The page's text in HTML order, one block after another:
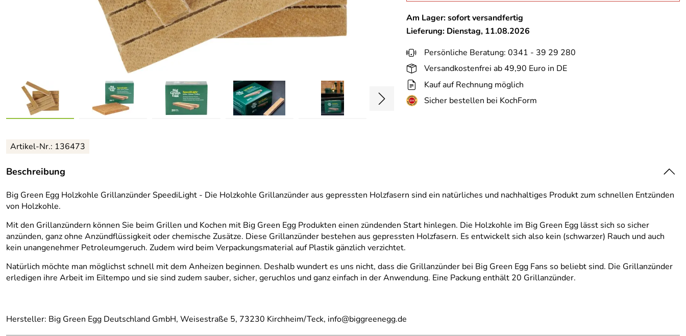
Am Lager: sofort versandfertig
Lieferung: Dienstag, 11.08.2026
Persönliche Beratung: 0341 - 39 29 280
Versandkostenfrei ab 49,90 Euro in DE
Kauf auf Rechnung möglich
Sicher bestellen bei KochForm
Artikel-Nr.: 136473
Beschreibung
Big Green Egg Holzkohle Grillanzünder SpeediLight - Die Holzkohle Grillanzünder aus gepressten Holzfasern sind ein natürliches und nachhaltiges Produkt zum schnellen Entzünden
von Holzkohle.
Mit den Grillanzündern können Sie beim Grillen und Kochen mit Big Green Egg Produkten einen zündenden Start hinlegen. Die Holzkohle im Big Green Egg lässt sich so sicher
anzünden, ganz ohne Anzündflüssigkeit oder chemische Zusätze. Diese Grillanzünder bestehen aus gepressten Holzfasern. Es entwickelt sich also kein (schwarzer) Rauch und auch
kein unangenehmer Petroleumgeruch. Zudem wird beim Verpackungsmaterial auf Plastik gänzlich verzichtet.
Natürlich möchte man möglichst schnell mit dem Anheizen beginnen. Deshalb wundert es uns nicht, dass die Grillanzünder bei Big Green Egg Fans so beliebt sind. Die Grillanzünder
erledigen ihre Arbeit im Eiltempo und sie sind zudem sauber, sicher, geruchlos und ganz einfach in der Anwendung. Eine Packung enthält 20 Grillanzünder.
Hersteller: Big Green Egg Deutschland GmbH, Weisestraße 5, 73230 Kirchheim/Teck, info@biggreenegg.de